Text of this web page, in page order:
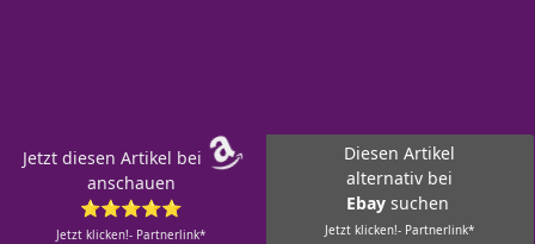
Jetzt diesen Artikel bei
anschauen
⭐⭐⭐⭐⭐
Jetzt klicken!- Partnerlink*
Diesen Artikel
alternativ bei
Ebay suchen
Jetzt klicken!- Partnerlink*